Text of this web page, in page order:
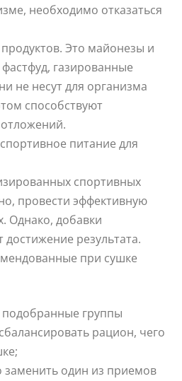
необходимо отказаться
Это майонезы и
газированные
не несут для организма
способствуют
питание для
спортивных
провести эффективную
Однако, добавки
результата.
при сушке
группы
рацион, чего
один из приемов